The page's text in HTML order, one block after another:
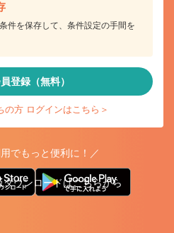
件を保存して、条件設定の手間を
登録（無料）
の方 ログインはこちら＞
でもっと便利に！／
ダウンロードはこちらから